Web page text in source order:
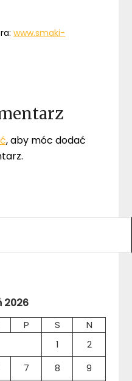
www.smaki-
, aby móc dodać
2026
P S
N
1
2
7 8
9